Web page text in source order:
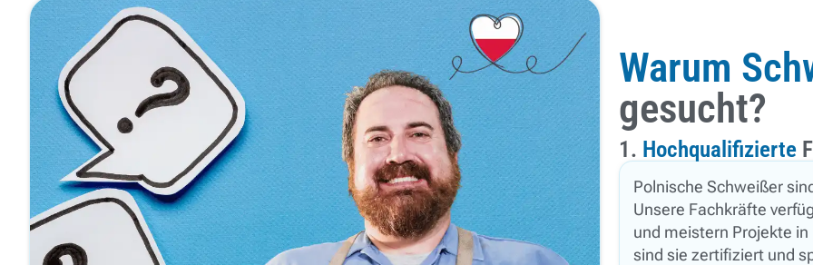
Warum
gesucht?
1. Hochqualifizierte
Polnische Schweißer
Unsere Fachkräfte
und meistern Projekte
sind sie zertifiziert und